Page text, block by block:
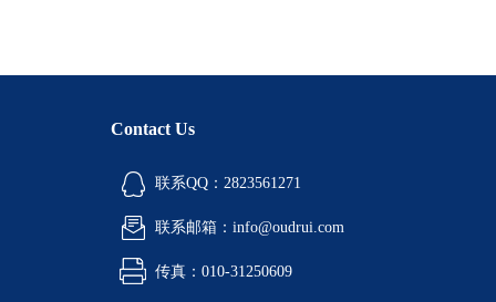
Contact Us
联系QQ：2823561271
联系邮箱：info@oudrui.com
传真：010-31250609